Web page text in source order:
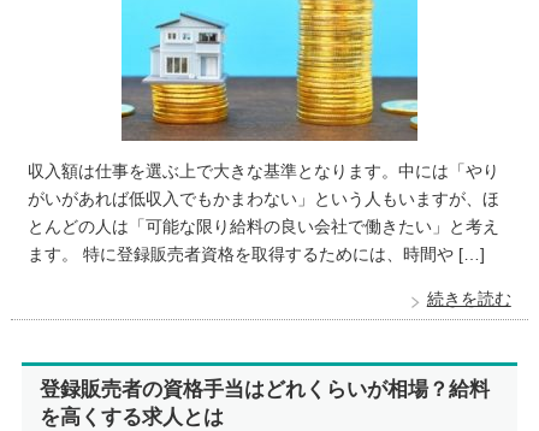
収入額は仕事を選ぶ上で大きな基準となります。中には「やり
がいがあれば低収入でもかまわない」という人もいますが、ほ
とんどの人は「可能な限り給料の良い会社で働きたい」と考え
ます。 特に登録販売者資格を取得するためには、時間や […]
続きを読む
登録販売者の資格手当はどれくらいが相場？給料
を高くする求人とは